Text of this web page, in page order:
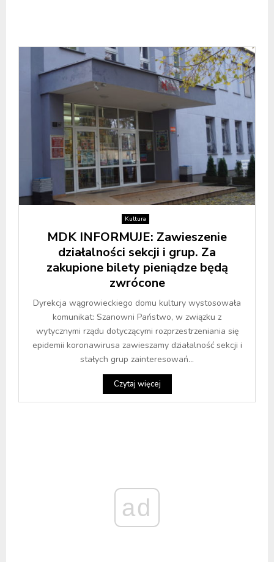
Kultura
MDK INFORMUJE: Zawieszenie
działalności sekcji i grup. Za
zakupione bilety pieniądze będą
zwrócone
Dyrekcja wągrowieckiego domu kultury wystosowała
komunikat: Szanowni Państwo, w związku z
wytycznymi rządu dotyczącymi rozprzestrzeniania się
epidemii koronawirusa zawieszamy działalność sekcji i
stałych grup zainteresowań...
Czytaj więcej
ad